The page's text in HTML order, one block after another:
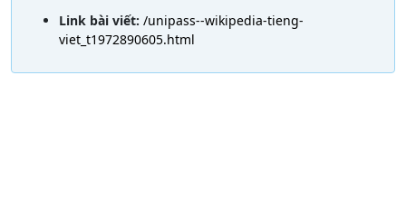
Link bài viết: /unipass--wikipedia-tieng-
viet_t1972890605.html